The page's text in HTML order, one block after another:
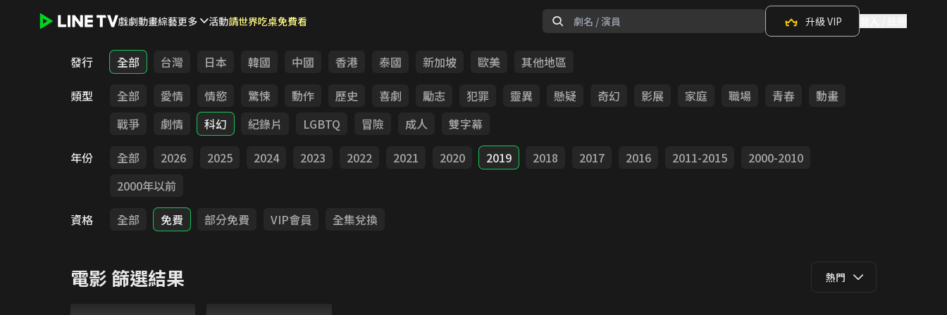
戲劇動畫綜藝更多 活動請世界吃桌免費看 升級 VIP
發行 全部 台灣 日本 韓國 中國 香港 泰國 新加坡 歐美
其他地區
類型
全部 愛情 情慾 驚悚 動作 歷史 喜劇 勵志 犯罪 靈異 懸疑 奇幻 影展 家庭 職場 青春
動畫
戰爭
劇情 科幻 紀錄片 LGBTQ 冒險 成人
雙字幕
年份
全部 2026 2025 2024 2023 2022 2021 2020 2019 2018 2017 2016 2011-2015
2000-2010
2000年以前
資格
全部 免費 部分免費 VIP會員 全集兌換
電影 篩選結果 熱門